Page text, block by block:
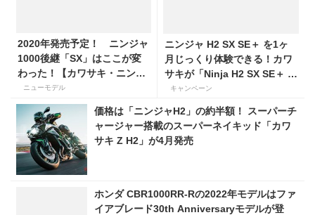
2020年発売予定！ ニンジャ
1000後継「SX」はここが変
わった！【カワサキ・ニンジ
ャ1000SX解説】
ニューモデル
ニンジャ H2 SX SE＋ を1ヶ
月じっくり体験できる！カワ
サキが「Ninja H2 SX SE＋ モ
ニターキャンペーン」を開催
キャンペーン
価格は「ニンジャH2」の約半額！ スーパーチ
ャージャー搭載のスーパーネイキッド「カワ
サキ Z H2」が4月発売
ホンダ CBR1000RR-Rの2022年モデルはファ
イアブレード30th Anniversaryモデルが登